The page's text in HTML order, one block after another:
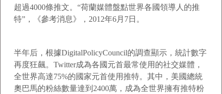
超過4000條推文。“荷蘭媒體盤點世界各國領導人的推
特”，《參考消息》，2012年6月7日。
半年后，根據DigitalPolicyCouncil的調查顯示，統計數字
再度狂飆。Twitter成為各國元首最常使用的社交媒體，
全世界高達75%的國家元首使用推特。其中，美國總統
奧巴馬的粉絲數量達到2400萬，成為全世界擁有推特粉